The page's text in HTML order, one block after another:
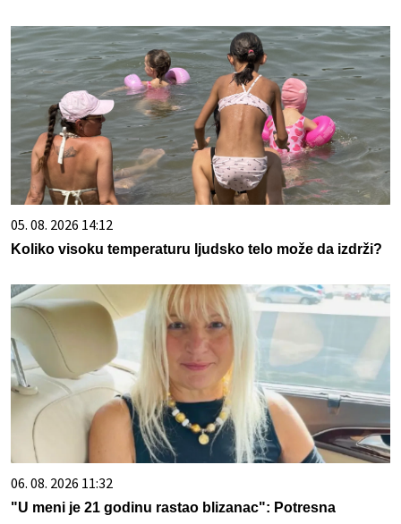
05. 08. 2026 14:12
Koliko visoku temperaturu ljudsko telo može da izdrži?
06. 08. 2026 11:32
"U meni je 21 godinu rastao blizanac": Potresna